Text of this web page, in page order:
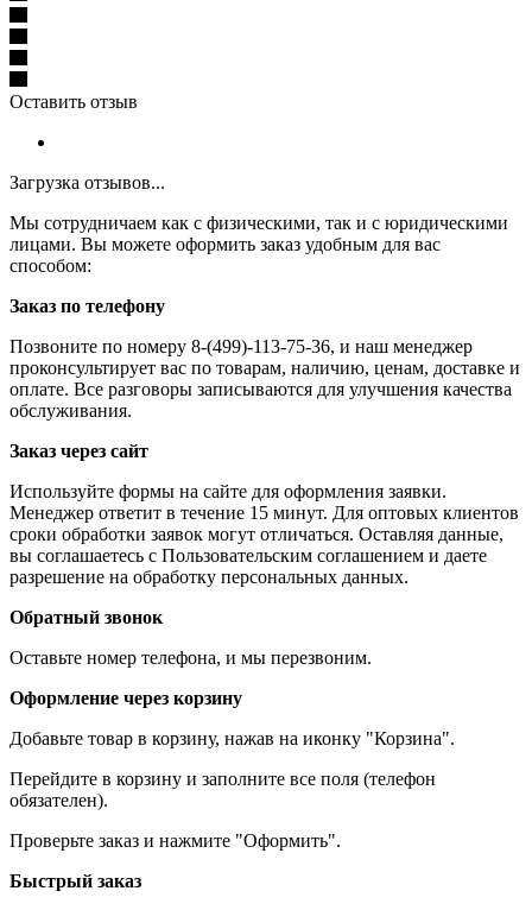
Оставить отзыв
Загрузка отзывов...
Мы сотрудничаем как с физическими, так и с юридическими
лицами. Вы можете оформить заказ удобным для вас
способом:
Заказ по телефону
Позвоните по номеру 8-(499)-113-75-36, и наш менеджер
проконсультирует вас по товарам, наличию, ценам, доставке и
оплате. Все разговоры записываются для улучшения качества
обслуживания.
Заказ через сайт
Используйте формы на сайте для оформления заявки.
Менеджер ответит в течение 15 минут. Для оптовых клиентов
сроки обработки заявок могут отличаться. Оставляя данные,
вы соглашаетесь с Пользовательским соглашением и даете
разрешение на обработку персональных данных.
Обратный звонок
Оставьте номер телефона, и мы перезвоним.
Оформление через корзину
Добавьте товар в корзину, нажав на иконку "Корзина".
Перейдите в корзину и заполните все поля (телефон
обязателен).
Проверьте заказ и нажмите "Оформить".
Быстрый заказ